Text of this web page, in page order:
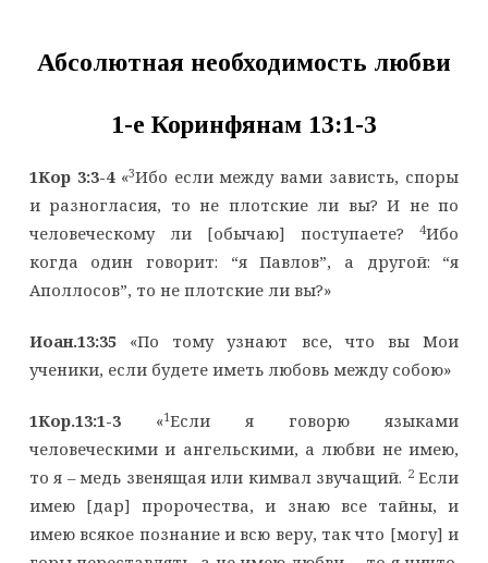
Абсолютная необходимость любви
1-e Коринфянам 13:1-3
1Кор 3:3-4«3Ибо если между вами зависть, споры
и разногласия, то не плотские ли вы? И не по
человеческому ли [обычаю] поступаете?4Ибо
когда один говорит: “я Павлов”, а другой: “я
Аполлосов”, то не плотские ли вы?»
Иоан.13:35«По тому узнают все, что вы Мои
ученики, если будете иметь любовь между собою»
1Кор.13:1-3«1Если я говорю языками
человеческими и ангельскими, а любви не имею,
то я – медь звенящая или кимвал звучащий. 2Если
имею [дар] пророчества, и знаю все тайны, и
имею всякое познание и всю веру, так что [могу] и